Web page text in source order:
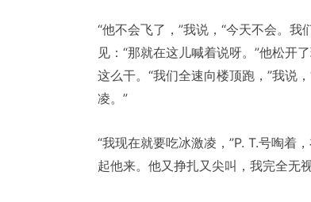
“他不会飞了，”我说，“今天不会。
见：“那就在这儿喊着说呀。”他松开
这么干。“我们全速向楼顶跑，”我说
凌。”
“我现在就要吃冰激凌，”P. T.号啕着
起他来。他又挣扎又尖叫，我完全无